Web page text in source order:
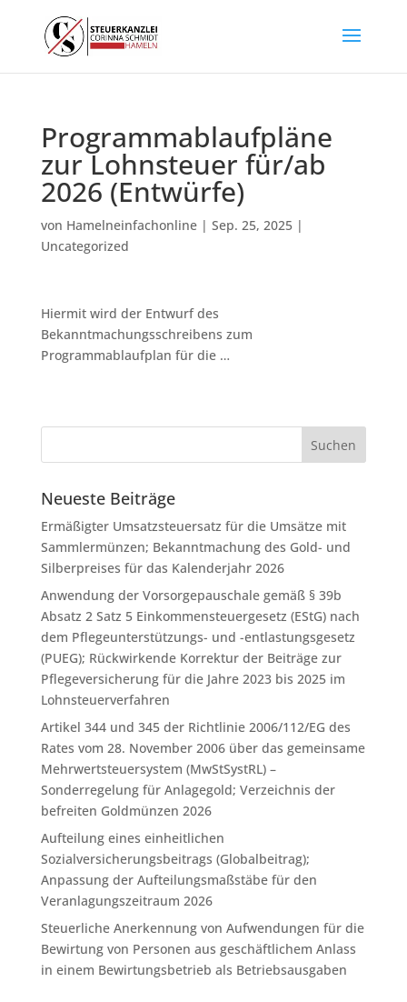
Programmablaufpläne
zur Lohnsteuer für/ab
2026 (Entwürfe)
von Hamelneinfachonline| Sep. 25, 2025|
Uncategorized
Hiermit wird der Entwurf des
Bekanntmachungsschreibens zum
Programmablaufplan für die …
Neueste Beiträge
Ermäßigter Umsatzsteuersatz für die Umsätze mit
Sammlermünzen; Bekanntmachung des Gold- und
Silberpreises für das Kalenderjahr 2026
Anwendung der Vorsorgepauschale gemäß § 39b
Absatz 2 Satz 5 Einkommensteuergesetz (EStG) nach
dem Pflegeunterstützungs- und -entlastungsgesetz
(PUEG); Rückwirkende Korrektur der Beiträge zur
Pflegeversicherung für die Jahre 2023 bis 2025 im
Lohnsteuerverfahren
Artikel 344 und 345 der Richtlinie 2006/112/EG des
Rates vom 28. November 2006 über das gemeinsame
Mehrwertsteuersystem (MwStSystRL) –
Sonderregelung für Anlagegold; Verzeichnis der
befreiten Goldmünzen 2026
Aufteilung eines einheitlichen
Sozialversicherungsbeitrags (Globalbeitrag);
Anpassung der Aufteilungsmaßstäbe für den
Veranlagungszeitraum 2026
Steuerliche Anerkennung von Aufwendungen für die
Bewirtung von Personen aus geschäftlichem Anlass
in einem Bewirtungsbetrieb als Betriebsausgaben